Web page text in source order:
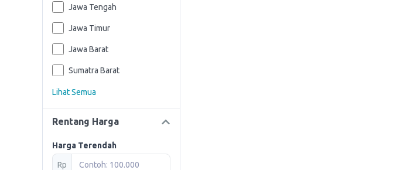
Jawa Tengah
Jawa Timur
Jawa Barat
Sumatra Barat
Lihat Semua
Rentang Harga
Harga Terendah
Rp